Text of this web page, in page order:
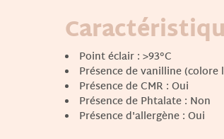
Point éclair : >93°C
Présence de vanilline
Présence de CMR : Oui
Présence de Phtalate : Non
Présence d'allergène : Oui